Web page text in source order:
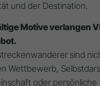
und der Destination.
Motive verlangen
sind
Wettbewerb,
oder persönliche